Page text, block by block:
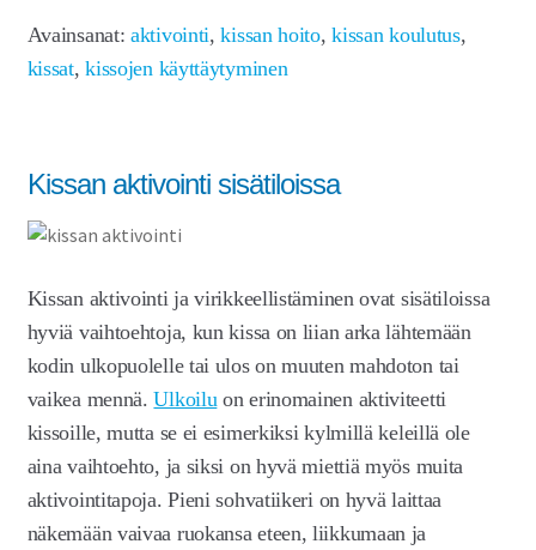
Avainsanat:aktivointi,kissan hoito,kissan koulutus,
kissat,kissojen käyttäytyminen
Kissan aktivointi sisätiloissa
Kissan aktivointi ja virikkeellistäminen ovat sisätiloissa
hyviä vaihtoehtoja, kun kissa on liian arka lähtemään
kodin ulkopuolelle tai ulos on muuten mahdoton tai
vaikea mennä.Ulkoilu on erinomainen aktiviteetti
kissoille, mutta se ei esimerkiksi kylmillä keleillä ole
aina vaihtoehto, ja siksi on hyvä miettiä myös muita
aktivointitapoja. Pieni sohvatiikeri on hyvä laittaa
näkemään vaivaa ruokansa eteen, liikkumaan ja